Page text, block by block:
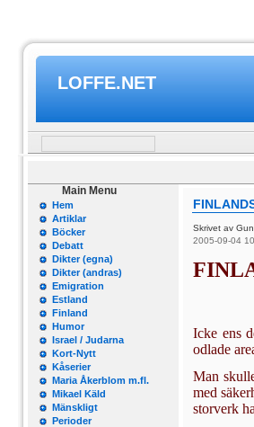
LOFFE.NET
Main Menu
Hem
Artiklar
Böcker
Debatt
Dikter (egna)
Dikter (andras)
Emigration
Estland
Finland
Humor
Israel / Judarna
Kort-Nytt
Kåserier
Maria Åkerblom m.fl.
Mikael Käld
Mänskligt
Perioder
Skrivet av
2005-09-04
Icke ens
odlade
Man
med
storverk